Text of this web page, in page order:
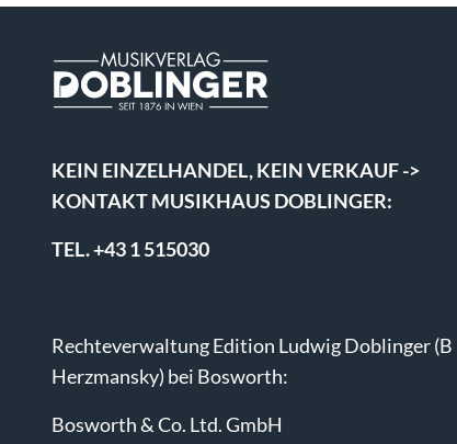
KEIN EINZELHANDEL, KEIN VERKAUF ->
KONTAKT MUSIKHAUS DOBLINGER:
TEL. +43 1 515030
Rechteverwaltung Edition Ludwig Doblinger (B
Herzmansky) bei Bosworth:
Bosworth & Co. Ltd. GmbH